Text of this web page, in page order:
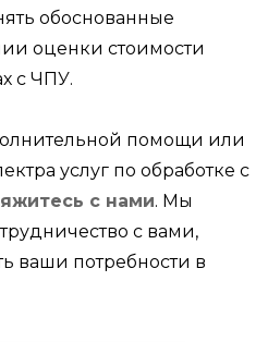
обоснованные
оценки стоимости
с ЧПУ.
помощи или
услуг по обработке с
с нами. Мы
с вами,
ваши потребности в